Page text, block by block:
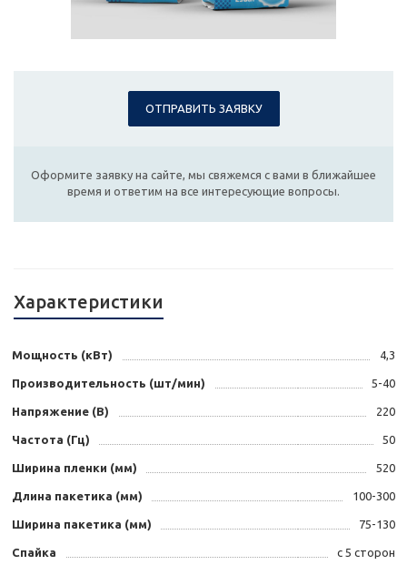
ОТПРАВИТЬ ЗАЯВКУ
Оформите заявку на сайте, мы свяжемся с вами в ближайшее
время и ответим на все интересующие вопросы.
Характеристики
Мощность (кВт) 4,3
Производительность (шт/мин) 5-40
Напряжение (В) 220
Частота (Гц) 50
Ширина пленки (мм) 520
Длина пакетика (мм) 100-300
Ширина пакетика (мм) 75-130
Спайка с 5 сторон